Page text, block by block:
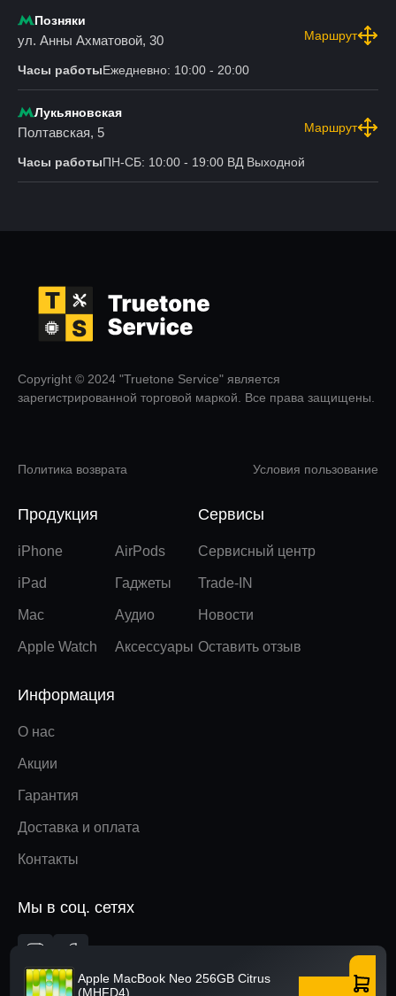
Apple MacBook Neo 256GB Citrus
(MHFD4)
Позняки
ул. Анны Ахматовой, 30 Маршрут
Часы работыЕжедневно: 10:00 - 20:00
Лукьяновская
Полтавская, 5 Маршрут
Часы работыПН-СБ: 10:00 - 19:00 ВД Выходной
Copyright © 2024 "Truetone Service" является
зарегистрированной торговой маркой. Все права защищены.
Политика возврата Условия пользование
Продукция
iPhone
iPad
Mac
Apple Watch
AirPods
Гаджеты
Аудио
Аксессуары
Сервисы
Сервисный центр
Trade-IN
Новости
Оставить отзыв
Информация
О нас
Акции
Гарантия
Доставка и оплата
Контакты
Мы в соц. сетях
Вверх